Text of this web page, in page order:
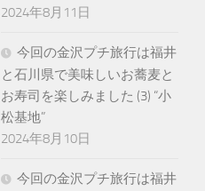
2024年8月11日
今回の金沢プチ旅行は福井
と石川県で美味しいお蕎麦と
お寿司を楽しみました (3) “小
松基地”
2024年8月10日
今回の金沢プチ旅行は福井